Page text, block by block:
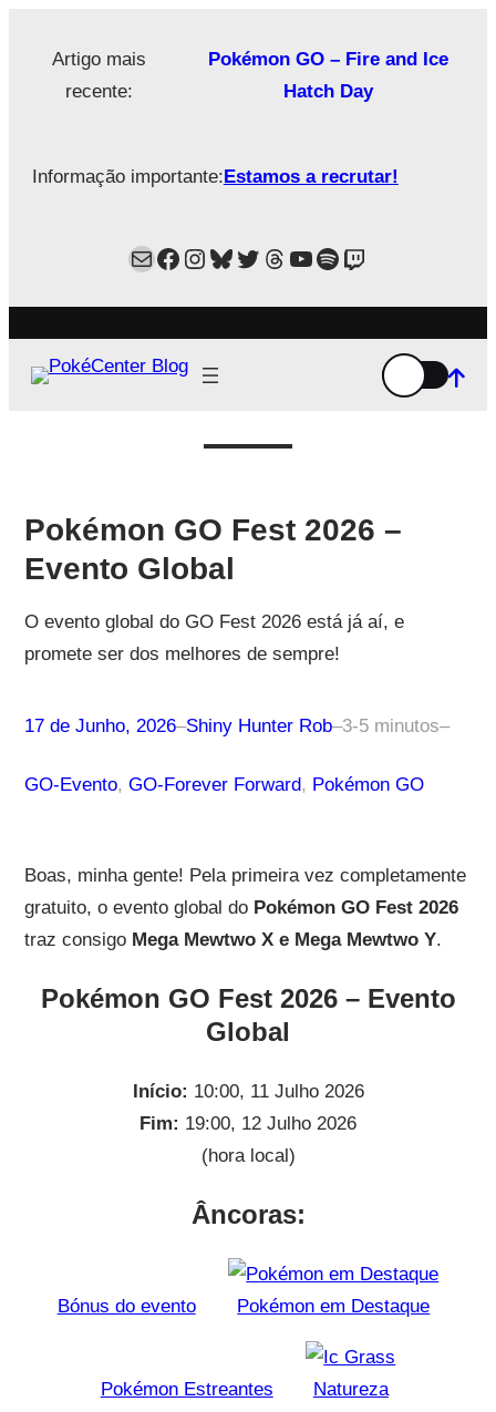
Artigo mais
recente:
Pokémon GO – Fire and Ice
Hatch Day
Informação importante:Estamos a recrutar!
MailFacebook
Instagram
Bluesky
Twitter
Estamos no Threads!
YouTube
Spotify
Twitch
Pokémon GO Fest 2026 –
Evento Global
O evento global do GO Fest 2026 está já aí, e
promete ser dos melhores de sempre!
17 de Junho, 2026–Shiny Hunter Rob–3-5 minutos–
GO-Evento, GO-Forever Forward, Pokémon GO
Boas, minha gente! Pela primeira vez completamente
gratuito, o evento global do Pokémon GO Fest 2026
traz consigo Mega Mewtwo X e Mega Mewtwo Y.
Pokémon GO Fest 2026 – Evento
Global
Início: 10:00, 11 Julho 2026
Fim: 19:00, 12 Julho 2026
(hora local)
Âncoras:
Bónus do evento Pokémon em Destaque
Pokémon Estreantes Natureza